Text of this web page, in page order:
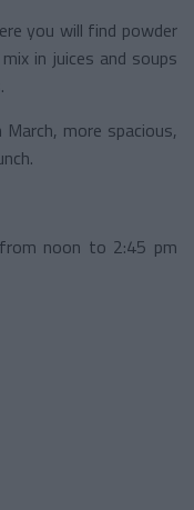
you will find powder
in juices and soups
.
more spacious,
noon to 2:45 pm